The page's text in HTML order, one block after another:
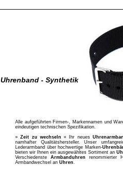
Uhrenband - Synthetik
Alle aufgeführten Firmen-, Markennamen und
eindeutigen technischen Spezifikation.
»Zeit zu wechseln « Ihr neues
namhafter Qualitätshersteller. Unser
Lederarmband über hochwertige Marken-
bieten wir Ihnen ein ausgewähltes Sortiment an
Verschiedenste Armbanduhren renommierter
Armbandwechsel an Uhren.